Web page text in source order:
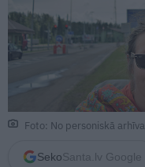
Foto: No personiskā arhīva
Seko Santa.lv Google